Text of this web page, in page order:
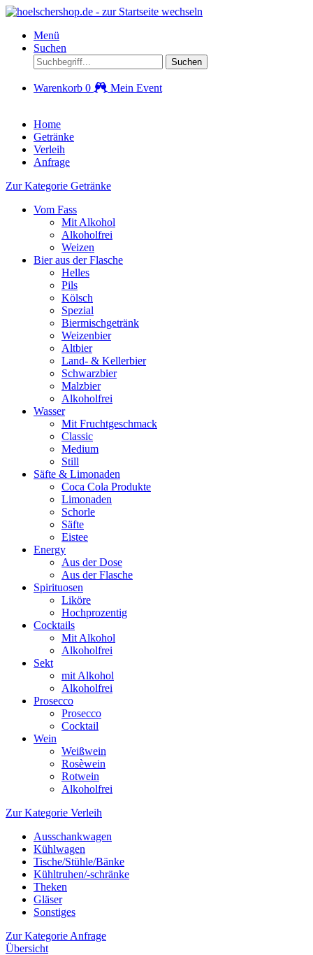
Menü
Suchen
Suchen
Warenkorb 0 Mein Event
Home
Getränke
Verleih
Anfrage
Zur Kategorie Getränke
Vom Fass
Mit Alkohol
Alkoholfrei
Weizen
Bier aus der Flasche
Helles
Pils
Kölsch
Spezial
Biermischgetränk
Weizenbier
Altbier
Land- & Kellerbier
Schwarzbier
Malzbier
Alkoholfrei
Wasser
Mit Fruchtgeschmack
Classic
Medium
Still
Säfte & Limonaden
Coca Cola Produkte
Limonaden
Schorle
Säfte
Eistee
Energy
Aus der Dose
Aus der Flasche
Spirituosen
Liköre
Hochprozentig
Cocktails
Mit Alkohol
Alkoholfrei
Sekt
mit Alkohol
Alkoholfrei
Prosecco
Prosecco
Cocktail
Wein
Weißwein
Rosèwein
Rotwein
Alkoholfrei
Zur Kategorie Verleih
Ausschankwagen
Kühlwagen
Tische/Stühle/Bänke
Kühltruhen/-schränke
Theken
Gläser
Sonstiges
Zur Kategorie Anfrage
Übersicht